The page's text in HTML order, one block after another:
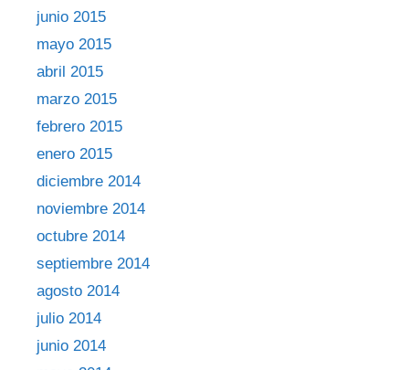
junio 2015
mayo 2015
abril 2015
marzo 2015
febrero 2015
enero 2015
diciembre 2014
noviembre 2014
octubre 2014
septiembre 2014
agosto 2014
julio 2014
junio 2014